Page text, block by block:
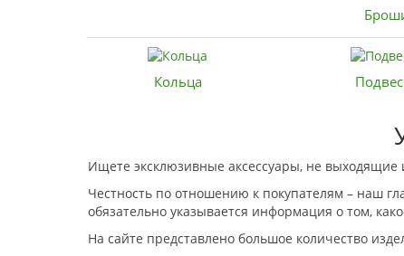
Кольца
Ищете эксклюзивные аксессуары, не
Честность по отношению к покупателям – наш
обязательно указывается информация о том,
На сайте представлено большое количество